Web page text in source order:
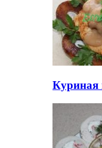
Куриная